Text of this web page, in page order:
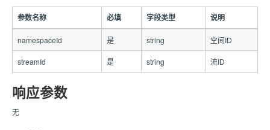
参数名称 必填 字段类型 说明
namespaceId 是 string 空间ID
streamId 是 string 流ID
响应参数
无